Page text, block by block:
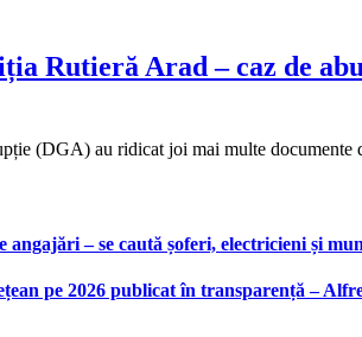
Rutieră Arad – caz de
(DGA) au ridicat joi mai multe
– se caută șoferi, electricieni și
pe 2026 publicat în transparență –